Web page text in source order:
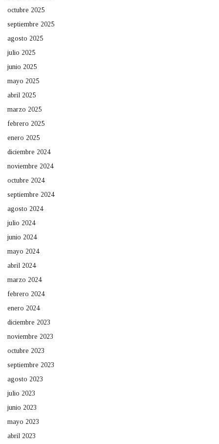
octubre 2025
septiembre 2025
agosto 2025
julio 2025
junio 2025
mayo 2025
abril 2025
marzo 2025
febrero 2025
enero 2025
diciembre 2024
noviembre 2024
octubre 2024
septiembre 2024
agosto 2024
julio 2024
junio 2024
mayo 2024
abril 2024
marzo 2024
febrero 2024
enero 2024
diciembre 2023
noviembre 2023
octubre 2023
septiembre 2023
agosto 2023
julio 2023
junio 2023
mayo 2023
abril 2023